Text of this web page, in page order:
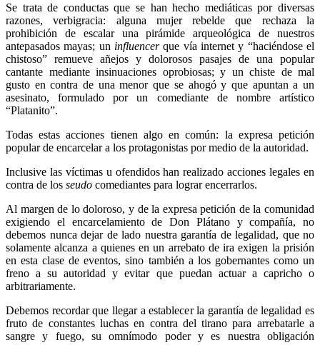
Se trata de conductas que se han hecho mediáticas por diversas
razones, verbigracia: alguna mujer rebelde que rechaza la
prohibición de escalar una pirámide arqueológica de nuestros
antepasados mayas; un influencerque vía internet y “haciéndose el
chistoso” remueve añejos y dolorosos pasajes de una popular
cantante mediante insinuaciones oprobiosas; y un chiste de mal
gusto en contra de una menor que se ahogó y que apuntan a un
asesinato, formulado por un comediante de nombre artístico
“Platanito”.
Todas estas acciones tienen algo en común: la expresa petición
popular de encarcelar a los protagonistas por medio de la autoridad.
Inclusive las víctimas u ofendidos han realizado acciones legales en
contra de los seudo comediantes para lograr encerrarlos.
Al margen de lo doloroso, y de la expresa petición de la comunidad
exigiendo el encarcelamiento de Don Plátano y compañía, no
debemos nunca dejar de lado nuestra garantía de legalidad, que no
solamente alcanza a quienes en un arrebato de ira exigen la prisión
en esta clase de eventos, sino también a los gobernantes como un
freno a su autoridad y evitar que puedan actuar a capricho o
arbitrariamente.
Debemos recordar que llegar a establecer la garantía de legalidad es
fruto de constantes luchas en contra del tirano para arrebatarle a
sangre y fuego, su omnímodo poder y es nuestra obligación